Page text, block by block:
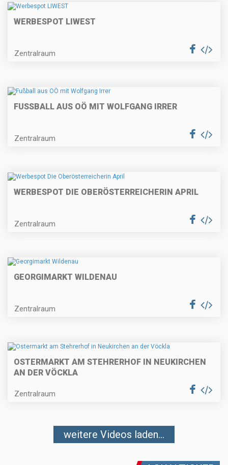
WERBESPOT LIWEST
Zentralraum
FUSSBALL AUS OÖ MIT WOLFGANG IRRER
Zentralraum
WERBESPOT DIE OBERÖSTERREICHERIN APRIL
Zentralraum
GEORGIMARKT WILDENAU
Zentralraum
OSTERMARKT AM STEHRERHOF IN NEUKIRCHEN
AN DER VÖCKLA
Zentralraum
weitere Videos laden...